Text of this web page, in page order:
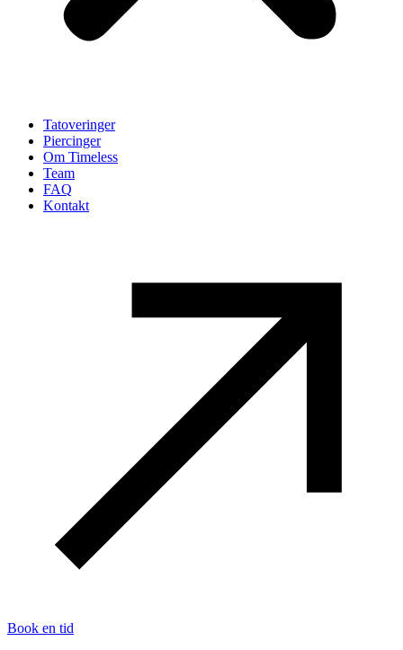
Tatoveringer
Piercinger
Om Timeless
Team
FAQ
Kontakt
Book en tid